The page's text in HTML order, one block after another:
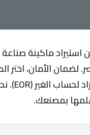
ماكينة
لضمان الأمان،
بمصنعك.